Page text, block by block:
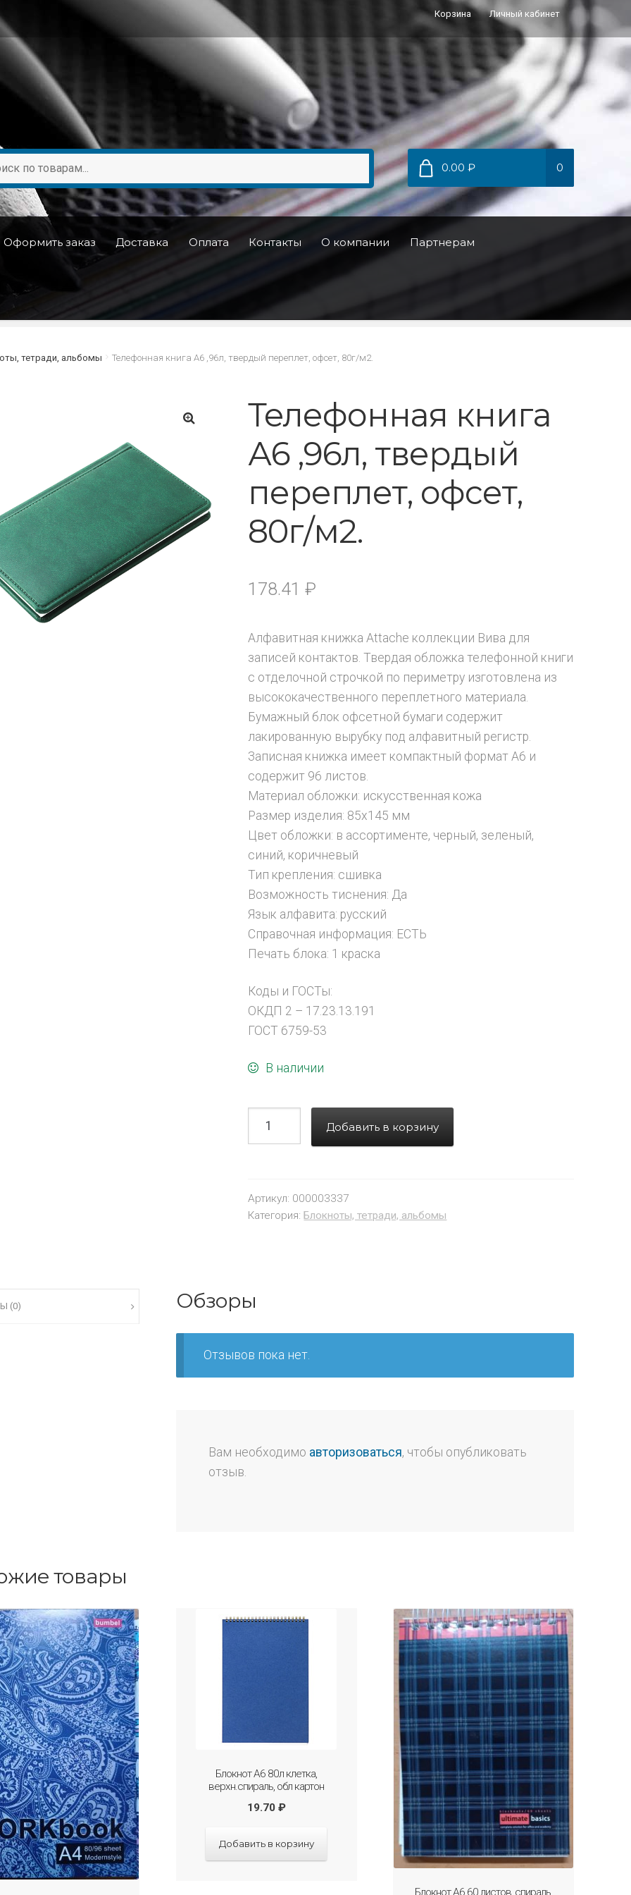
Корзина Личный кабинет
0.00 ₽ 0
Оформить заказ Доставка Оплата Контакты О компании Партнерам
тетради, альбомы Телефонная книга А6 ,96л, твердый переплет, офсет, 80г/м2.
Телефонная книга
А6 ,96л, твердый
переплет, офсет,
80г/м2.
178.41₽
Алфавитная книжка Attache коллекции Вива для
записей контактов. Твердая обложка телефонной книги
с отделочной строчкой по периметру изготовлена из
высококачественного переплетного материала.
Бумажный блок офсетной бумаги содержит
лакированную вырубку под алфавитный регистр.
Записная книжка имеет компактный формат A6 и
содержит 96 листов.
Материал обложки: искусственная кожа
Размер изделия: 85х145 мм
Цвет обложки: в ассортименте, черный, зеленый,
синий, коричневый
Тип крепления: сшивка
Возможность тиснения: Да
Язык алфавита: русский
Справочная информация: ЕСТЬ
Печать блока: 1 краска
Коды и ГОСТы:
ОКДП 2 – 17.23.13.191
ГОСТ 6759-53
В наличии
Добавить в корзину
Артикул: 000003337
Категория:Блокноты, тетради, альбомы
(0) Обзоры
Отзывов пока нет.
Вам необходимо авторизоваться, чтобы опубликовать
отзыв.
товары
Блокнот А6 80л клетка,
верхн.спираль, обл картон
19.70 ₽
Добавить в корзину
Блокнот А6 60 листов, спираль,